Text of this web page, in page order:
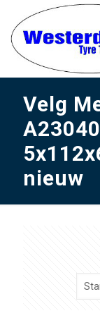
Velg
nieuw